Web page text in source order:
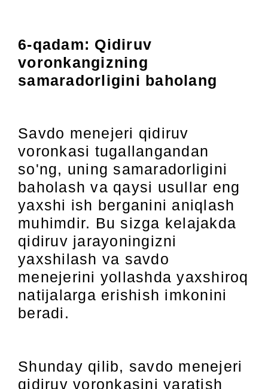
6-qadam: Qidiruv
voronkangizning
samaradorligini baholang
Savdo menejeri qidiruv
voronkasi tugallangandan
so'ng, uning samaradorligini
baholash va qaysi usullar eng
yaxshi ish berganini aniqlash
muhimdir. Bu sizga kelajakda
qidiruv jarayoningizni
yaxshilash va savdo
menejerini yollashda yaxshiroq
natijalarga erishish imkonini
beradi.
Shunday qilib, savdo menejeri
qidiruv voronkasini yaratish